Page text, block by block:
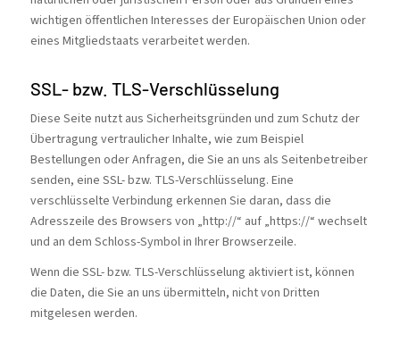
wichtigen öffentlichen Interesses der Europäischen Union oder
eines Mitgliedstaats verarbeitet werden.
SSL- bzw. TLS-Verschlüsselung
Diese Seite nutzt aus Sicherheitsgründen und zum Schutz der
Übertragung vertraulicher Inhalte, wie zum Beispiel
Bestellungen oder Anfragen, die Sie an uns als Seitenbetreiber
senden, eine SSL- bzw. TLS-Verschlüsselung. Eine
verschlüsselte Verbindung erkennen Sie daran, dass die
Adresszeile des Browsers von „http://“ auf „https://“ wechselt
und an dem Schloss-Symbol in Ihrer Browserzeile.
Wenn die SSL- bzw. TLS-Verschlüsselung aktiviert ist, können
die Daten, die Sie an uns übermitteln, nicht von Dritten
mitgelesen werden.